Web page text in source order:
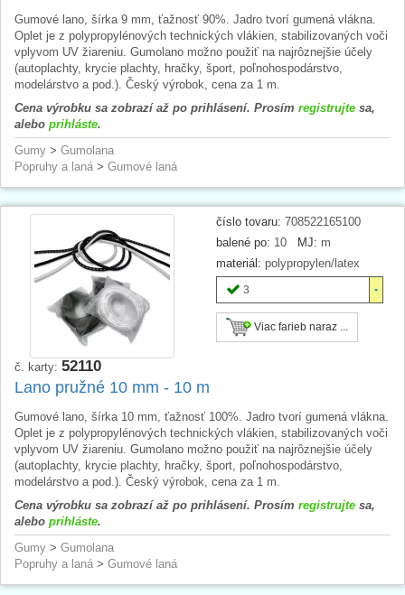
Gumové lano, šírka 9 mm, ťažnosť 90%. Jadro tvorí gumená vlákna.
Oplet je z polypropylénových technických vlákien, stabilizovaných voči
vplyvom UV žiareniu. Gumolano možno použiť na najrôznejšie účely
(autoplachty, krycie plachty, hračky, šport, poľnohospodárstvo,
modelárstvo a pod.). Český výrobok, cena za 1 m.
Cena výrobku sa zobrazí až po prihlásení. Prosím registrujte sa,
alebo prihláste.
Gumy > Gumolana
Popruhy a laná > Gumové laná
číslo tovaru: 708522165100
balené po: 10 MJ: m
materiál: polypropylen/latex
3
Viac farieb naraz ...
č. karty: 52110
Lano pružné 10 mm - 10 m
Gumové lano, šírka 10 mm, ťažnosť 100%. Jadro tvorí gumená vlákna.
Oplet je z polypropylénových technických vlákien, stabilizovaných voči
vplyvom UV žiareniu. Gumolano možno použiť na najrôznejšie účely
(autoplachty, krycie plachty, hračky, šport, poľnohospodárstvo,
modelárstvo a pod.). Český výrobok, cena za 1 m.
Cena výrobku sa zobrazí až po prihlásení. Prosím registrujte sa,
alebo prihláste.
Gumy > Gumolana
Popruhy a laná > Gumové laná